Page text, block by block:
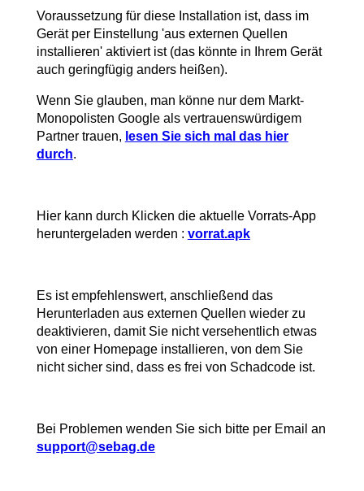
Voraussetzung für diese Installation ist, dass im
Gerät per Einstellung 'aus externen Quellen
installieren' aktiviert ist (das könnte in Ihrem Gerät
auch geringfügig anders heißen).
Wenn Sie glauben, man könne nur dem Markt-
Monopolisten Google als vertrauenswürdigem
Partner trauen, lesen Sie sich mal das hier
durch.
Hier kann durch Klicken die aktuelle Vorrats-App
heruntergeladen werden : vorrat.apk
Es ist empfehlenswert, anschließend das
Herunterladen aus externen Quellen wieder zu
deaktivieren, damit Sie nicht versehentlich etwas
von einer Homepage installieren, von dem Sie
nicht sicher sind, dass es frei von Schadcode ist.
Bei Problemen wenden Sie sich bitte per Email an
support@sebag.de